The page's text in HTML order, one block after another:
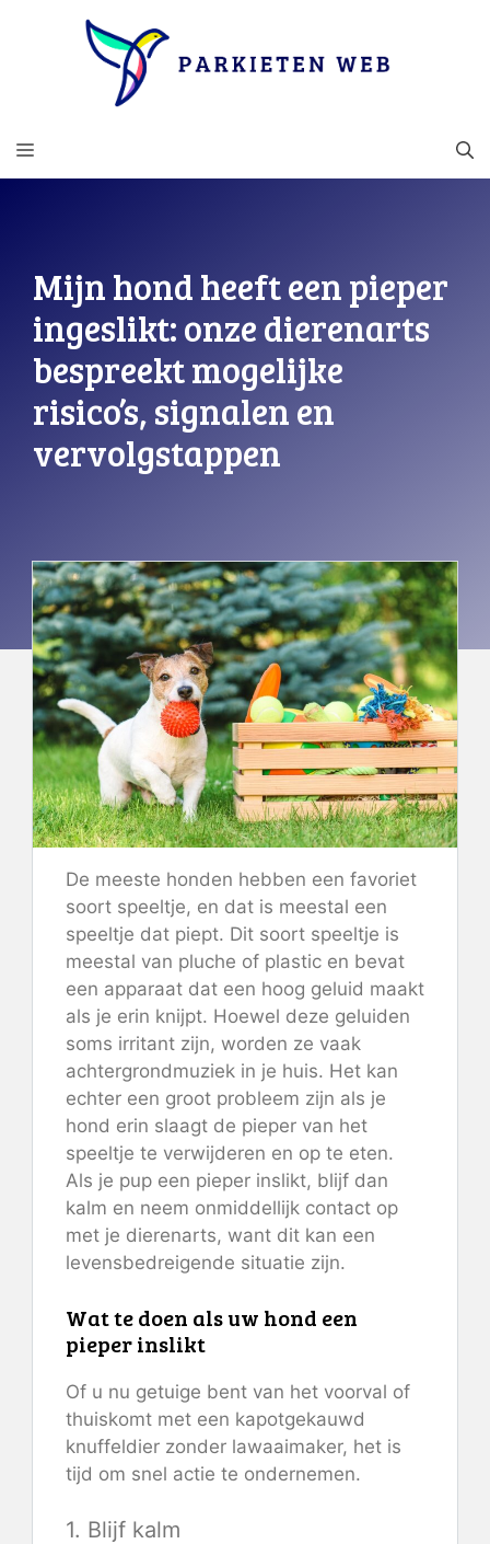
MENU
Mijn hond heeft een pieper
ingeslikt: onze dierenarts
bespreekt mogelijke
risico’s, signalen en
vervolgstappen
De meeste honden hebben een favoriet
soort speeltje, en dat is meestal een
speeltje dat piept. Dit soort speeltje is
meestal van pluche of plastic en bevat
een apparaat dat een hoog geluid maakt
als je erin knijpt. Hoewel deze geluiden
soms irritant zijn, worden ze vaak
achtergrondmuziek in je huis. Het kan
echter een groot probleem zijn als je
hond erin slaagt de pieper van het
speeltje te verwijderen en op te eten.
Als je pup een pieper inslikt, blijf dan
kalm en neem onmiddellijk contact op
met je dierenarts, want dit kan een
levensbedreigende situatie zijn.
Wat te doen als uw hond een
pieper inslikt
Of u nu getuige bent van het voorval of
thuiskomt met een kapotgekauwd
knuffeldier zonder lawaaimaker, het is
tijd om snel actie te ondernemen.
1. Blijf kalm